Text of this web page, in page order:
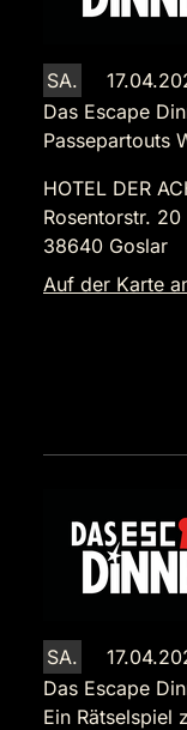
SA.
Das Escape
Passepartouts
HOTEL DER
Rosentorstr. 20
38640 Goslar
Auf der Karte
SA.
Das Escape
Ein Rätselspiel